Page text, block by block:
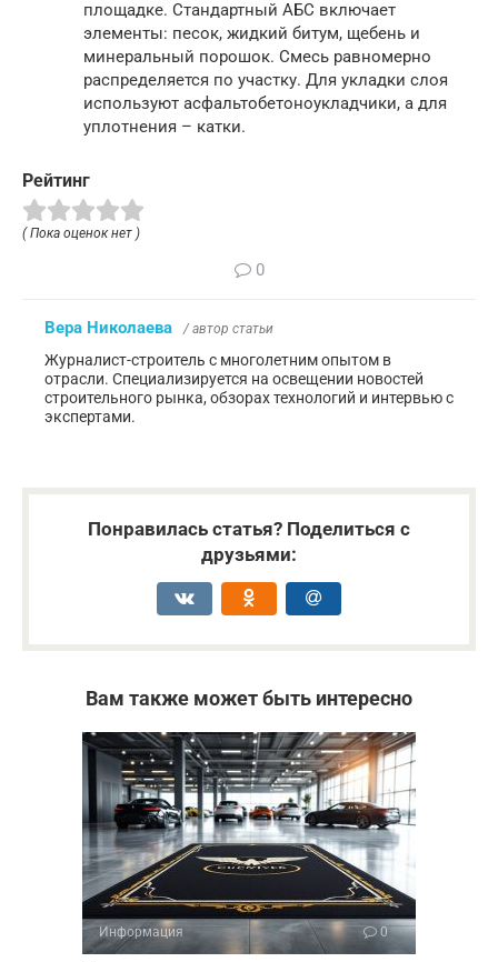
площадке. Стандартный АБС включает
элементы: песок, жидкий битум, щебень и
минеральный порошок. Смесь равномерно
распределяется по участку. Для укладки слоя
используют асфальтобетоноукладчики, а для
уплотнения – катки.
Рейтинг
( Пока оценок нет )
0
Вера Николаева / автор статьи
Журналист-строитель с многолетним опытом в
отрасли. Специализируется на освещении новостей
строительного рынка, обзорах технологий и интервью с
экспертами.
Понравилась статья? Поделиться с
друзьями:
Вам также может быть интересно
Информация 0